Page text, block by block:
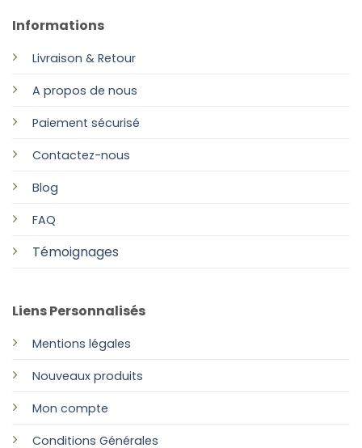
Informations
Livraison & Retour
A propos de nous
Paiement sécurisé
Contactez-nous
Blog
FAQ
Témoignages
Liens Personnalisés
Mentions légales
Nouveaux produits
Mon compte
Conditions Générales